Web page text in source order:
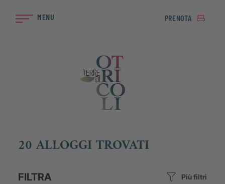
MENU PRENOTA
20 ALLOGGI TROVATI
FILTRA Più filtri